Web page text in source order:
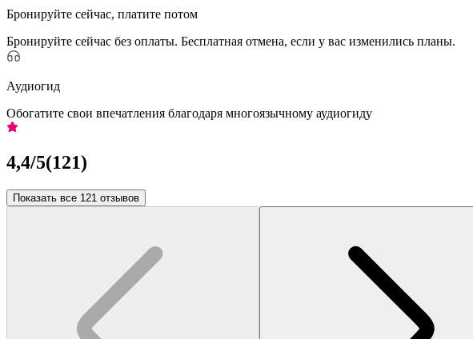
Бронируйте сейчас, платите потом
Бронируйте сейчас без оплаты. Бесплатная отмена, если у вас изменились планы.
Аудиогид
Обогатите свои впечатления благодаря многоязычному аудиогиду
4,4/5(121)
Показать все 121 отзывов